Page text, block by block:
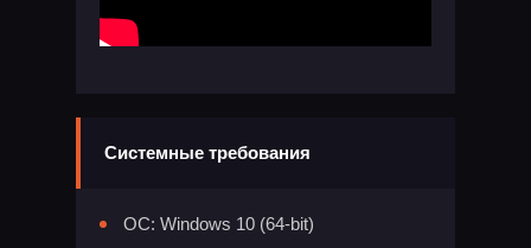
Системные требования
ОС: Windows 10 (64-bit)